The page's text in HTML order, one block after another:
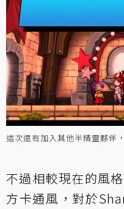
這次還有加入其他半精靈夥伴
不過相較現在的風
方卡通風，對於